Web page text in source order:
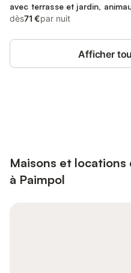
avec terrasse et jardin,
acceptés
dès71 €par nuit
Afficher
Maisons et
à Paimpol